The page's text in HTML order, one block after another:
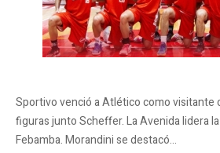
Sportivo venció a Atlético como visitante
figuras junto Scheffer. La Avenida lidera
Febamba. Morandini se destacó…